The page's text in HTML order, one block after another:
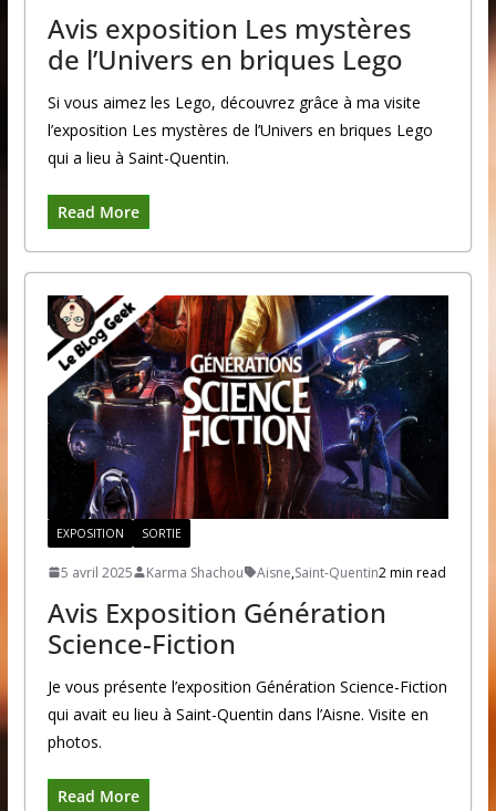
Avis exposition Les mystères
de l’Univers en briques Lego
Si vous aimez les Lego, découvrez grâce à ma visite
l’exposition Les mystères de l’Univers en briques Lego
qui a lieu à Saint-Quentin.
Read More
EXPOSITION SORTIE
5 avril 2025 Karma Shachou Aisne,Saint-Quentin2 min read
Avis Exposition Génération
Science-Fiction
Je vous présente l’exposition Génération Science-Fiction
qui avait eu lieu à Saint-Quentin dans l’Aisne. Visite en
photos.
Read More